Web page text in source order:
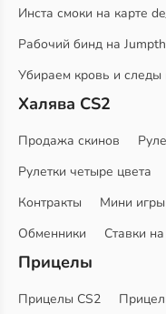
Инста смоки на карте
Рабочий бинд на
Убираем кровь и следы
Халява CS2
Продажа скинов
Рулетки четыре цвета
Контракты
Мини игры
Обменники
Ставки
Прицелы
Прицелы CS2